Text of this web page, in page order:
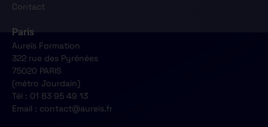
Contact
Paris
Aureïs Formation
322 rue des Pyrénées
75020 PARIS
(métro Jourdain)
Tél : 01 83 95 49 13
Email : contact@aureis.fr